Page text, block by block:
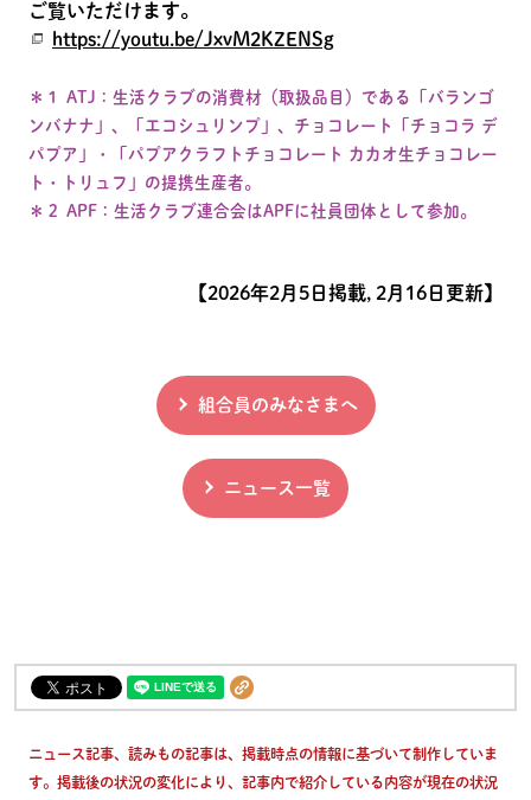
ご覧いただけます。
https://youtu.be/JxvM2KZENSg
＊１ ATJ：生活クラブの消費材（取扱品目）である「バランゴ
ンバナナ」、「エコシュリンプ」、チョコレート「チョコラ デ
パプア」・「パプアクラフトチョコレート カカオ生チョコレー
ト・トリュフ」の提携生産者。
＊２ APF：生活クラブ連合会はAPFに社員団体として参加。
【2026年2月5日掲載, 2月16日更新】
組合員のみなさまへ
ニュース一覧
ニュース記事、読みもの記事は、掲載時点の情報に基づいて制作していま
す。掲載後の状況の変化により、記事内で紹介している内容が現在の状況